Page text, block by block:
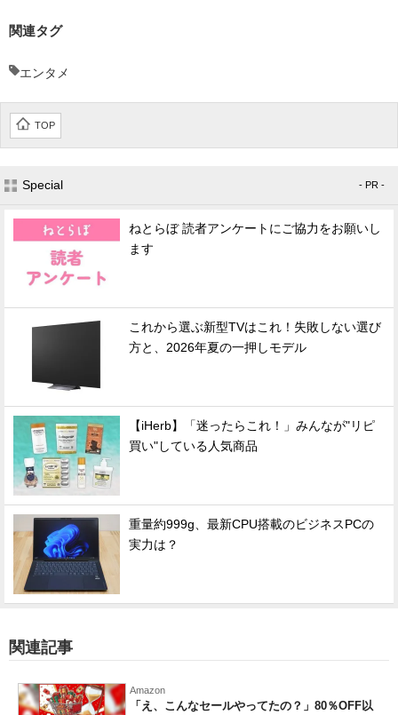
関連タグ
エンタメ
TOP
Special - PR -
ねとらぼ 読者アンケートにご協力をお願いし
ます
これから選ぶ新型TVはこれ！失敗しない選び
方と、2026年夏の一押しモデル
【iHerb】「迷ったらこれ！」みんなが"リピ
買い"している人気商品
重量約999g、最新CPU搭載のビジネスPCの
実力は？
関連記事
Amazon
「え、こんなセールやってたの？」80％OFF以